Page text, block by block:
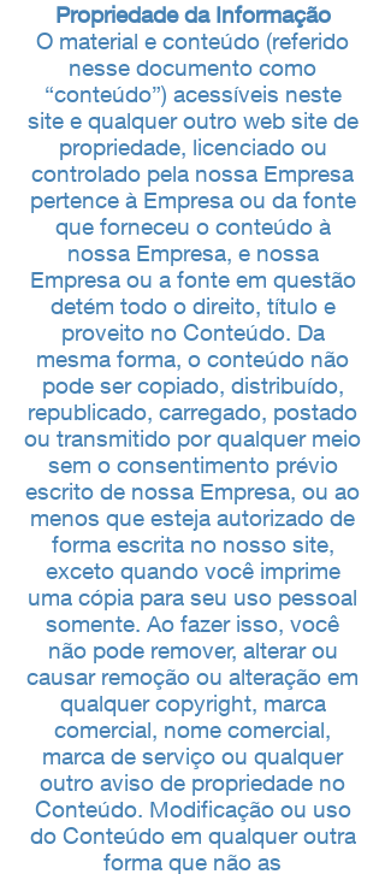
Propriedade da Informação
O material e conteúdo (referido
nesse documento como
“conteúdo”) acessíveis neste
site e qualquer outro web site de
propriedade, licenciado ou
controlado pela nossa Empresa
pertence à Empresa ou da fonte
que forneceu o conteúdo à
nossa Empresa, e nossa
Empresa ou a fonte em questão
detém todo o direito, título e
proveito no Conteúdo. Da
mesma forma, o conteúdo não
pode ser copiado, distribuído,
republicado, carregado, postado
ou transmitido por qualquer meio
sem o consentimento prévio
escrito de nossa Empresa, ou ao
menos que esteja autorizado de
forma escrita no nosso site,
exceto quando você imprime
uma cópia para seu uso pessoal
somente. Ao fazer isso, você
não pode remover, alterar ou
causar remoção ou alteração em
qualquer copyright, marca
comercial, nome comercial,
marca de serviço ou qualquer
outro aviso de propriedade no
Conteúdo. Modificação ou uso
do Conteúdo em qualquer outra
forma que não as